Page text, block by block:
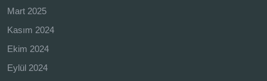
Mart 2025
Kasım 2024
Ekim 2024
Eylül 2024